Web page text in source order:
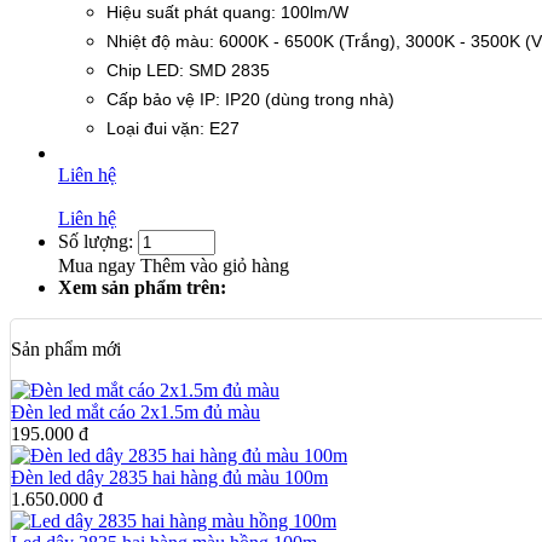
Hiệu suất phát quang: 100lm/W
Nhiệt độ màu: 6000K - 6500K (Trắng), 3000K - 3500K
Chip LED: SMD 2835
Cấp bảo vệ IP: IP20 (dùng trong nhà)
Loại đui vặn: E27
Liên hệ
Liên hệ
Số lượng:
Mua ngay Thêm vào giỏ hàng
Xem sản phẩm trên:
Sản phẩm mới
Đèn led mắt cáo 2x1.5m đủ màu
195.000 đ
Đèn led dây 2835 hai hàng đủ màu 100m
1.650.000 đ